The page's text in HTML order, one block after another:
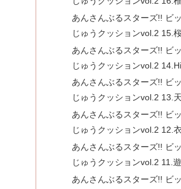
あんさんぶるスターズ!! ビ
じゅうクッションvol.2 15.
あんさんぶるスターズ!! ビ
じゅうクッションvol.2
あんさんぶるスターズ!! ビ
じゅうクッションvol.2 13.
あんさんぶるスターズ!! ビ
じゅうクッションvol.2 12.
あんさんぶるスターズ!! ビ
じゅうクッションvol.2 11.
あんさんぶるスターズ!! ビ